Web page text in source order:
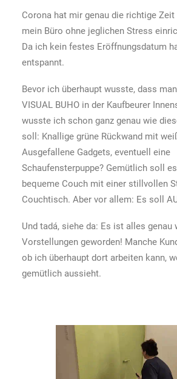
Corona hat mir genau die richtige Zeit
mein Büro ohne jeglichen Stress
Da ich kein festes Eröffnungsdatum
entspannt.
Bevor ich überhaupt wusste, dass
VISUAL BUHO in der Kaufbeurer
wusste ich schon ganz genau wie
soll: Knallige grüne Rückwand mit
Ausgefallene Gadgets, eventuell eine
Schaufensterpuppe? Gemütlich soll
bequeme Couch mit einer stillvollen
Couchtisch. Aber vor allem: Es soll
Und tadá, siehe da: Es ist alles genau
Vorstellungen geworden! Manche
ob ich überhaupt dort arbeiten kann,
gemütlich aussieht.